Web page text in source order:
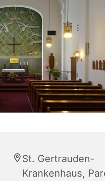
St. Gertrauden-
Krankenhaus,